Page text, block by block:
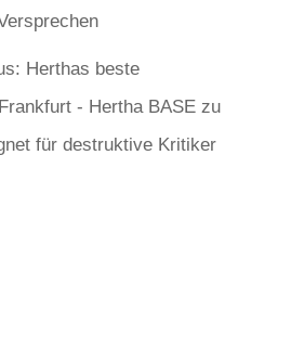
Herthas beste
- Hertha BASEzu
für destruktive Kritiker